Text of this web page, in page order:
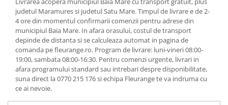
judetul Maramures si judetul Satu Mare. Timpul de livrare e de 2-
4 ore din momentul confirmarii comenzii pentru adrese din
municipiul Baia Mare. In afara orasului, costul de transport
depinde de distanta si se calculeaza automat in pagina de
comanda pe fleurange.ro. Program de livrare: luni-vineri 08:00-
19:00, sambata 08:00-16:30. Pentru comenzi urgente, livrari in
afara programului standard sau intrebari despre disponibilitate,
suna direct la 0770 215 176 si echipa Fleurange te va indruma cu
ce ai nevoie.